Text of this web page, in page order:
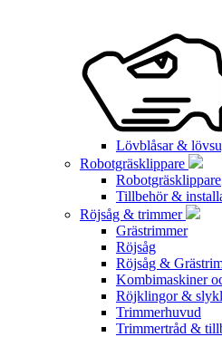
Lövblåsar &
Robotgräsklippare
Robotgräsklippare
Tillbehör &
Röjsåg & trimmer
Grästrimmer
Röjsåg
Röjsåg &
Kombimaskiner
Röjklingor &
Trimmerhuvud
Trimmertråd &